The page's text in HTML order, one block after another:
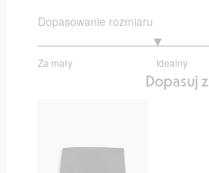
Dopasowanie rozmiaru
Za mały Idealny
na
Dopasuj z